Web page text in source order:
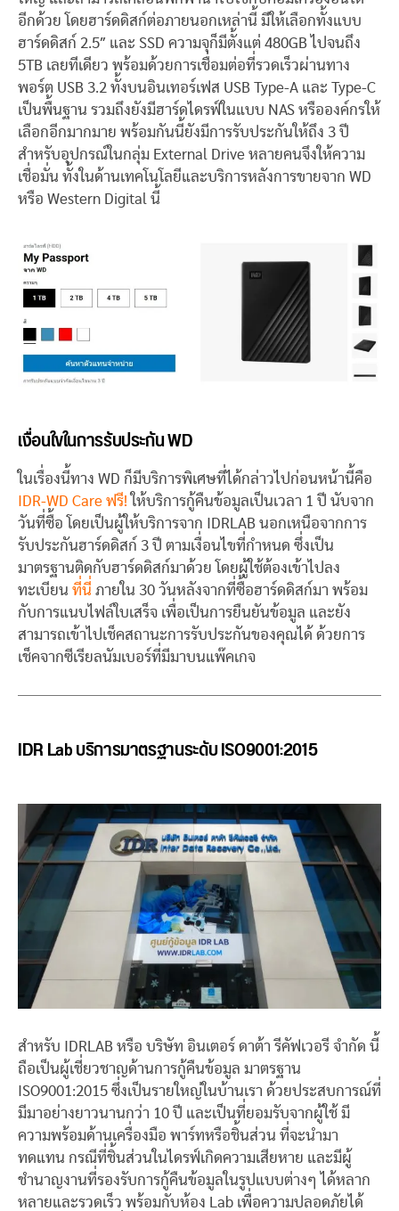
อีกด้วย โดยฮาร์ดดิสก์ต่อภายนอกเหล่านี้ มีให้เลือกทั้งแบบ
ฮาร์ดดิสก์ 2.5″ และ SSD ความจุก็มีตั้งแต่ 480GB ไปจนถึง
5TB เลยทีเดียว พร้อมด้วยการเชื่อมต่อที่รวดเร็วผ่านทาง
พอร์ต USB 3.2 ทั้งบนอินเทอร์เฟส USB Type-A และ Type-C
เป็นพื้นฐาน รวมถึงยังมีฮาร์ดไดรฟ์ในแบบ NAS หรือองค์กรให้
เลือกอีกมากมาย พร้อมกันนี้ยังมีการรับประกันให้ถึง 3 ปี
สำหรับอุปกรณ์ในกลุ่ม External Drive หลายคนจึงให้ความ
เชื่อมั่น ทั้งในด้านเทคโนโลยีและบริการหลังการขายจาก WD
หรือ Western Digital นี้
เงื่อนใขในการรับประกัน WD
ในเรื่องนี้ทาง WD ก็มีบริการพิเศษที่ได้กล่าวไปก่อนหน้านี้คือ
IDR-WD Care ฟรี! ให้บริการกู้คืนข้อมูลเป็นเวลา 1 ปี นับจาก
วันที่ซื้อ โดยเป็นผู้ให้บริการจาก IDRLAB นอกเหนือจากการ
รับประกันฮาร์ดดิสก์ 3 ปี ตามเงื่อนไขที่กำหนด ซึ่งเป็น
มาตรฐานติดกับฮาร์ดดิสก์มาด้วย โดยผู้ใช้ต้องเข้าไปลง
ทะเบียน ที่นี่ ภายใน 30 วันหลังจากที่ซื้อฮาร์ดดิสก์มา พร้อม
กับการแนบไฟล์ใบเสร็จ เพื่อเป็นการยืนยันข้อมูล และยัง
สามารถเข้าไปเช็คสถานะการรับประกันของคุณได้ ด้วยการ
เช็คจากซีเรียลนัมเบอร์ที่มีมาบนแพ๊คเกจ
IDR Lab บริการมาตรฐานระดับ ISO9001:2015
สำหรับ IDRLAB หรือ บริษัท อินเตอร์ ดาต้า รีคัฟเวอรี จำกัด นี้
ถือเป็นผู้เชี่ยวชาญด้านการกู้คืนข้อมูล มาตรฐาน
ISO9001:2015 ซึ่งเป็นรายใหญ่ในบ้านเรา ด้วยประสบการณ์ที่
มีมาอย่างยาวนานกว่า 10 ปี และเป็นที่ยอมรับจากผู้ใช้ มี
ความพร้อมด้านเครื่องมือ พาร์ทหรือชิ้นส่วน ที่จะนำมา
ทดแทน กรณีที่ชิ้นส่วนในไดรฟ์เกิดความเสียหาย และมีผู้
ชำนาญงานที่รองรับการกู้คืนข้อมูลในรูปแบบต่างๆ ได้หลาก
หลายและรวดเร็ว พร้อมกับห้อง Lab เพื่อความปลอดภัยได้